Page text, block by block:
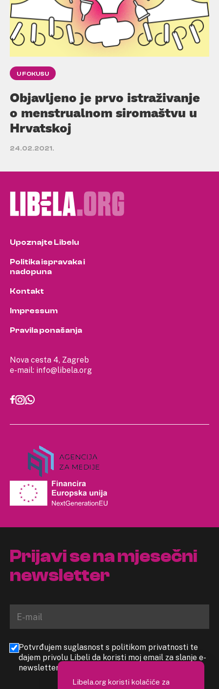
U FOKUSU
Objavljeno je prvo istraživanje
o menstrualnom siromaštvu u
Hrvatskoj
24.02.2021.
Nova cesta 4, Zagreb
e-mail: info@libela.org
Upoznajte Libelu
Politika ispravaka i
nadopuna
Kontakt
Impressum
Pravila ponašanja
Prijavi se na mjesečni
newsletter
Potvrđujem suglasnost s politikom privatnosti te
dajem privolu Libeli da koristi moj email za slanje e-
newslettera
Libela.org koristi kolačiće za